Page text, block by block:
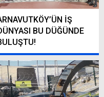
İŞ
BU DÜĞÜNDE